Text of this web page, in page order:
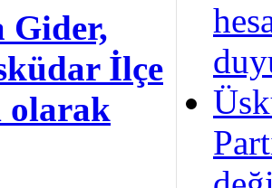
Gider,
İlçe
olarak